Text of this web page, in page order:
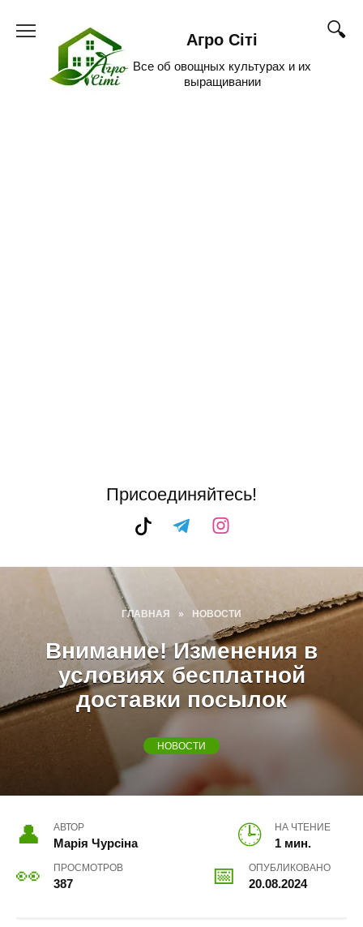
Агро Сіті
Все об овощных культурах и их
выращивании
Присоединяйтесь!
ГЛАВНАЯ » НОВОСТИ
Внимание! Изменения в
условиях бесплатной
доставки посылок
НОВОСТИ
АВТОР
Марія Чурсіна
НА ЧТЕНИЕ
1 мин.
ПРОСМОТРОВ
387
ОПУБЛИКОВАНО
20.08.2024